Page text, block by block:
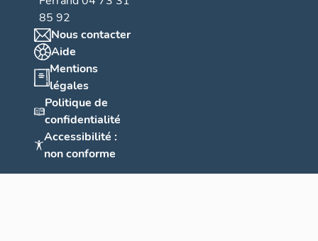
85 92
Nous contacter
Aide
Mentions
légales
Politique de
confidentialité
Accessibilité :
non conforme